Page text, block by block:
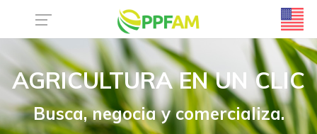
AGRICULTURA EN UN CLIC
Busca, negocia y comercializa.